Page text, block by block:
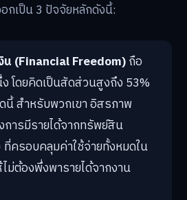
กเป็น 3 ปัจจัยหลักดังนี้:
น (Financial Freedom)ถือ
โดยคิดเป็นสัดส่วนสูงถึง 53%
สำหรับพวกเขา อิสรภาพ
การมีรายได้จากทรัพย์สิน
ครอบคลุมค่าใช้จ่ายทั้งหมดใน
ม่ต้องพึ่งพารายได้จากงาน